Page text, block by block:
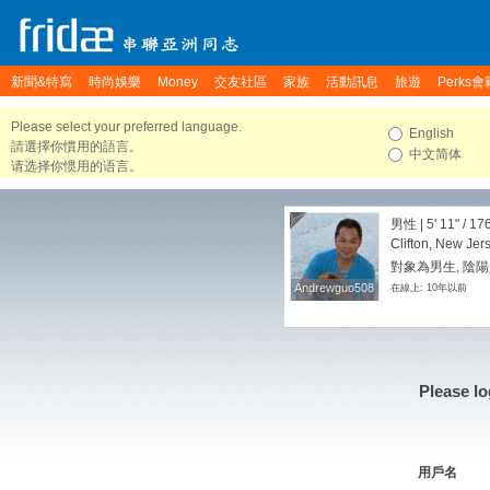
新聞&特寫 時尚娛樂 Money 交友社區 家族 活動訊息 旅遊 Perks會
Please select your preferred language.
請選擇你慣用的語言。
请选择你惯用的语言。
English
中文简体
Andrewguo508
Andrewguo508
男性 | 5' 11" /
Clifton, New
對象為男生, 陰
在線上: 10年以前
Please
用戶名